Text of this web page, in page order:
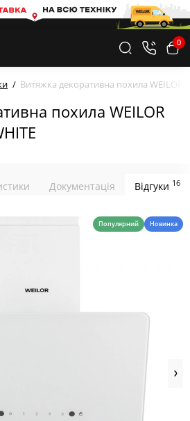
0
Витяжка декоративна похила WEILOR
похила WEILOR
Документація Відгуки 16
Популярний Новинка